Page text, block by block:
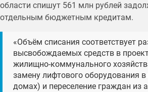
области спишут 561 млн рублей
отдельным бюджетным кредитам.
«Объём списания соответствует
высвобождаемых средств в
жилищно-коммунального
замену лифтового оборудования
домах) и переселение граждан из